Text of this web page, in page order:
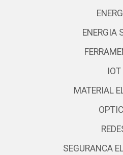
ENERGIA
IOT
MATERIAL
SEGURANCA